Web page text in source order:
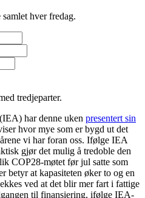
hver fredag.
tredjeparter.
har denne uken presentert sin
hvor mye som er bygd ut det
vi har foran oss. Ifølge IEA
gjør det mulig å tredoble den
COP28-møtet før jul satte som
betyr at kapasiteten øker to og en
ved at det blir mer fart i fattige
til finansiering, ifølge IEA-